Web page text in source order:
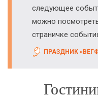
следующее
можно
страничке
ПРАЗДНИК